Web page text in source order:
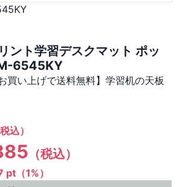
ント学習デスクマット ポッ
6545KY
買い上げで送料無料】学習机の天板
税込）
（税込）
pt（1%）